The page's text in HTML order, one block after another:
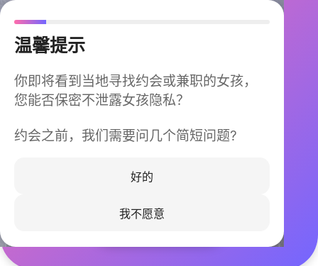
温馨提示
你即将看到当地寻找约会或兼职的女孩，
您能否保密不泄露女孩隐私？
约会之前，我们需要问几个简短问题?
好的
我不愿意
今晚不再孤单
同城快速匹配，马上认识身边的TA
立即下载